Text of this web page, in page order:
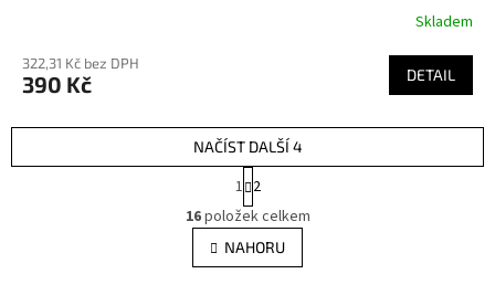
Skladem
322,31 Kč bez DPH
390 Kč DETAIL
O
v
l
á
NAČÍST DALŠÍ 4
S
t
r
á
n
k
1 2
16položek celkem
NAHORU